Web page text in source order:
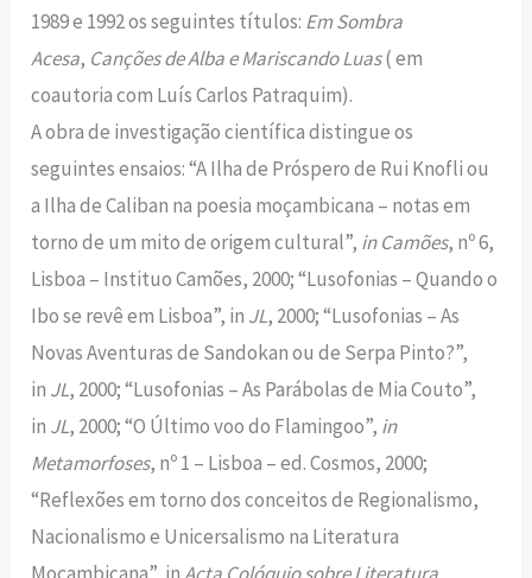
1989 e 1992 os seguintes títulos: Em Sombra
Acesa, Canções de Alba e Mariscando Luas( em
coautoria com Luís Carlos Patraquim).
A obra de investigação científica distingue os
seguintes ensaios: “A Ilha de Próspero de Rui Knofli ou
a Ilha de Caliban na poesia moçambicana – notas em
torno de um mito de origem cultural”, in Camões, nº 6,
Lisboa – Instituo Camões, 2000; “Lusofonias – Quando o
Ibo se revê em Lisboa”, in JL, 2000; “Lusofonias – As
Novas Aventuras de Sandokan ou de Serpa Pinto?”,
in JL, 2000; “Lusofonias – As Parábolas de Mia Couto”,
in JL, 2000; “O Último voo do Flamingoo”, in
Metamorfoses, nº 1 – Lisboa – ed. Cosmos, 2000;
“Reflexões em torno dos conceitos de Regionalismo,
Nacionalismo e Unicersalismo na Literatura